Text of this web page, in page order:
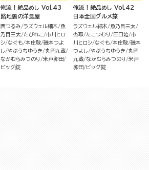
俺流！絶品めし Vol.43
路地裏の洋食屋
西つるみ ラズウェル細木
魚
乃目三太 たびれこ 市川ヒロ
シ なぐも 本庄敬 磯本つよ
し やぶうちゆうき
丸岡九蔵
なかむらみつのり
米戸卵田
ビッグ錠
俺流！絶品めし Vol.42
日本全国グルメ旅
ラズウェル細木
魚乃目三太
杏耶 たこつむり 田口始 市
川ヒロシ なぐも 本庄敬 磯本
つよし やぶうちゆうき
丸岡
九蔵 なかむらみつのり
米戸
卵田
ビッグ錠